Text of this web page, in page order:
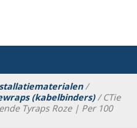
/
(kabelbinders)/ CTie
Tyraps Roze | Per 100